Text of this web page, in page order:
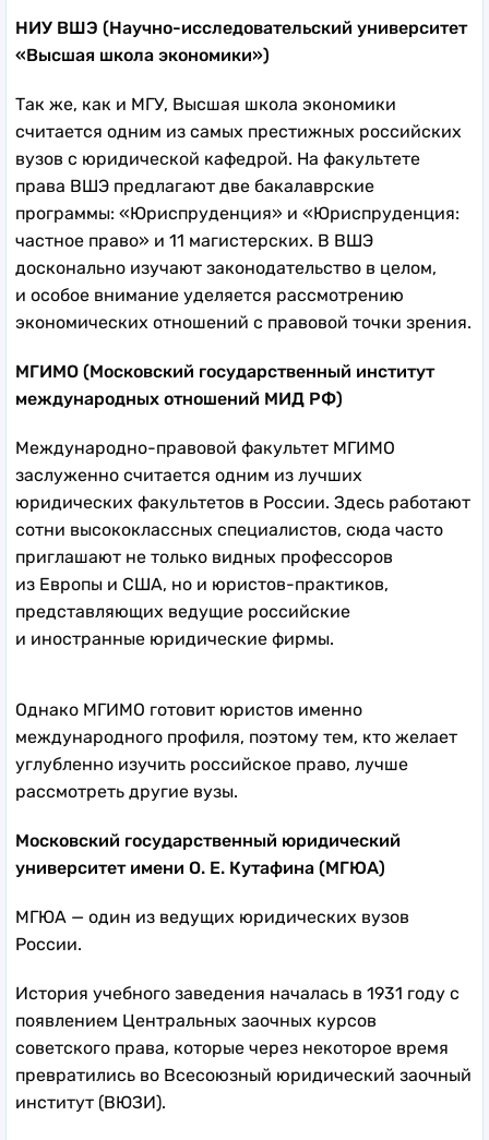
НИУ ВШЭ (Научно-исследовательский университет
«Высшая школа экономики»)
Так же, как и МГУ, Высшая школа экономики
считается одним из самых престижных российских
вузов с юридической кафедрой. На факультете
права ВШЭ предлагают две бакалаврские
программы: «Юриспруденция» и «Юриспруденция:
частное право» и 11 магистерских. В ВШЭ
досконально изучают законодательство в целом,
и особое внимание уделяется рассмотрению
экономических отношений с правовой точки зрения.
МГИМО (Московский государственный институт
международных отношений МИД РФ)
Международно-правовой факультет МГИМО
заслуженно считается одним из лучших
юридических факультетов в России. Здесь работают
сотни высококлассных специалистов, сюда часто
приглашают не только видных профессоров
из Европы и США, но и юристов-практиков,
представляющих ведущие российские
и иностранные юридические фирмы.
Однако МГИМО готовит юристов именно
международного профиля, поэтому тем, кто желает
углубленно изучить российское право, лучше
рассмотреть другие вузы.
Московский государственный юридический
университет имени О. Е. Кутафина (МГЮА)
МГЮА — один из ведущих юридических вузов
России.
История учебного заведения началась в 1931 году с
появлением Центральных заочных курсов
советского права, которые через некоторое время
превратились во Всесоюзный юридический заочный
институт (ВЮЗИ).